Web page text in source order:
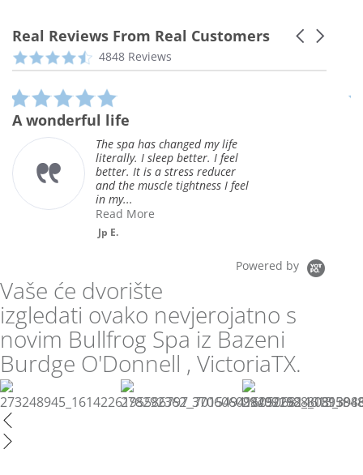
Real Reviews From Real Customers
Reviews
carousel
Carousel
4.3
star
4848 Reviews
rating
A wonderful life
The spa has changed my life
literally. I sleep better. I feel
better. It is a stress reducer
and the muscle tightness I feel
in my...
Read More
Jp E.
Powered by
Vaše će dvorište
izgledati ovako nevjerojatno s
novim Bullfrog Spa iz Bazeni
Burdge O'Donnell , VictoriaTX.